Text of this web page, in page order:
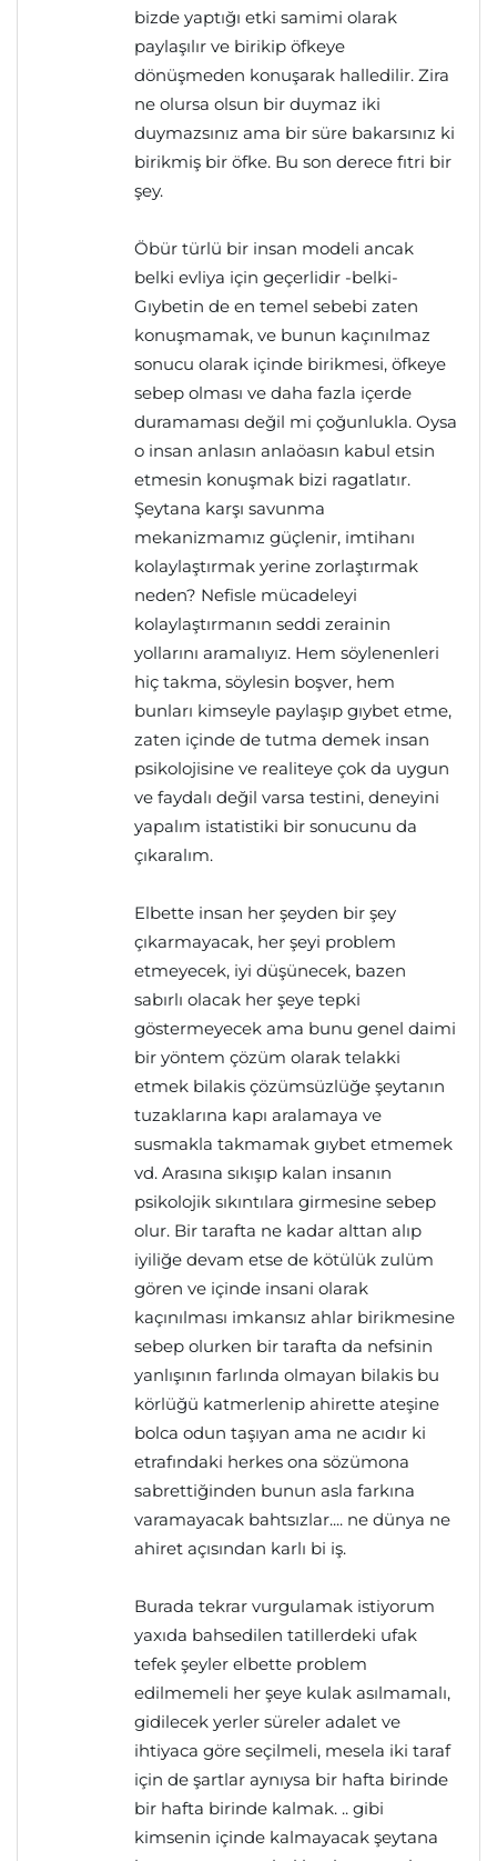
bizde yaptığı etki samimi olarak
paylaşılır ve birikip öfkeye
dönüşmeden konuşarak halledilir. Zira
ne olursa olsun bir duymaz iki
duymazsınız ama bir süre bakarsınız ki
birikmiş bir öfke. Bu son derece fıtri bir
şey.
Öbür türlü bir insan modeli ancak
belki evliya için geçerlidir -belki-
Gıybetin de en temel sebebi zaten
konuşmamak, ve bunun kaçınılmaz
sonucu olarak içinde birikmesi, öfkeye
sebep olması ve daha fazla içerde
duramaması değil mi çoğunlukla. Oysa
o insan anlasın anlaöasın kabul etsin
etmesin konuşmak bizi ragatlatır.
Şeytana karşı savunma
mekanizmamız güçlenir, imtihanı
kolaylaştırmak yerine zorlaştırmak
neden? Nefisle mücadeleyi
kolaylaştırmanın seddi zerainin
yollarını aramalıyız. Hem söylenenleri
hiç takma, söylesin boşver, hem
bunları kimseyle paylaşıp gıybet etme,
zaten içinde de tutma demek insan
psikolojisine ve realiteye çok da uygun
ve faydalı değil varsa testini, deneyini
yapalım istatistiki bir sonucunu da
çıkaralım.
Elbette insan her şeyden bir şey
çıkarmayacak, her şeyi problem
etmeyecek, iyi düşünecek, bazen
sabırlı olacak her şeye tepki
göstermeyecek ama bunu genel daimi
bir yöntem çözüm olarak telakki
etmek bilakis çözümsüzlüğe şeytanın
tuzaklarına kapı aralamaya ve
susmakla takmamak gıybet etmemek
vd. Arasına sıkışıp kalan insanın
psikolojik sıkıntılara girmesine sebep
olur. Bir tarafta ne kadar alttan alıp
iyiliğe devam etse de kötülük zulüm
gören ve içinde insani olarak
kaçınılması imkansız ahlar birikmesine
sebep olurken bir tarafta da nefsinin
yanlışının farlında olmayan bilakis bu
körlüğü katmerlenip ahirette ateşine
bolca odun taşıyan ama ne acıdır ki
etrafındaki herkes ona sözümona
sabrettiğinden bunun asla farkına
varamayacak bahtsızlar.... ne dünya ne
ahiret açısından karlı bi iş.
Burada tekrar vurgulamak istiyorum
yaxıda bahsedilen tatillerdeki ufak
tefek şeyler elbette problem
edilmemeli her şeye kulak asılmamalı,
gidilecek yerler süreler adalet ve
ihtiyaca göre seçilmeli, mesela iki taraf
için de şartlar aynıysa bir hafta birinde
bir hafta birinde kalmak. .. gibi
kimsenin içinde kalmayacak şeytana